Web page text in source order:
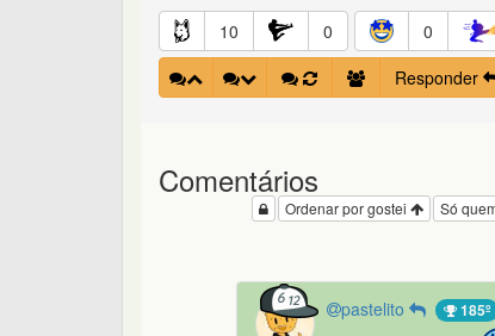
10 0 0
Responder
Comentários
Só
Ordenar por gostei
pastelito 185º